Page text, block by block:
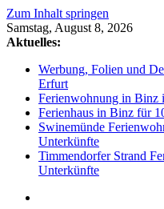
Zum Inhalt springen
Samstag, August 8, 2026
Aktuelles:
Werbung, Folien und
Erfurt
Ferienwohnung in Binz
Ferienhaus in Binz für
Swinemünde
Unterkünfte
Timmendorfer Strand
Unterkünfte